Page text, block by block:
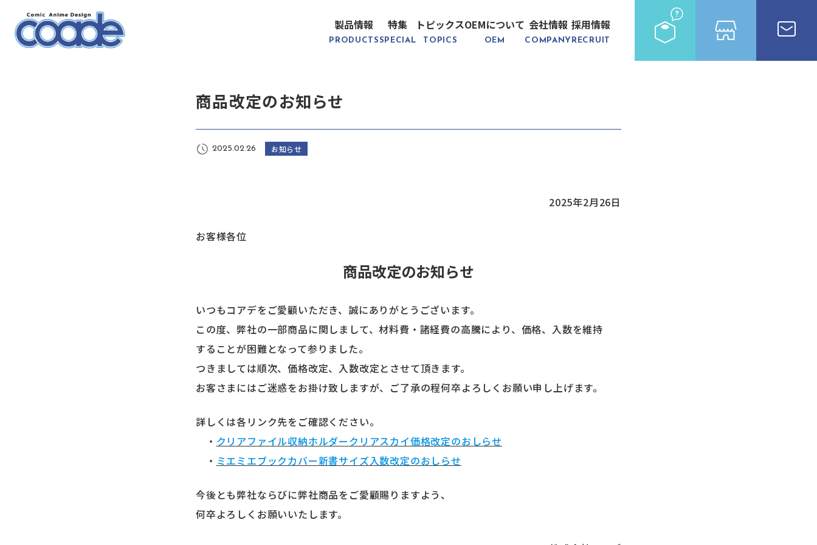
製品情報
PRODUCTS
特集
SPECIAL
トピックス
TOPICS
OEMについて
OEM
会社情報
COMPANY
採用情報
RECRUIT
商品改定のお知らせ
2025.02.26 お知らせ
2025年2月26日
お客様各位
商品改定のお知らせ
いつもコアデをご愛顧いただき、誠にありがとうございます。
この度、弊社の一部商品に関しまして、材料費・諸経費の高騰により、価格、入数を維持
することが困難となって参りました。
つきましては順次、価格改定、入数改定とさせて頂きます。
お客さまにはご迷惑をお掛け致しますが、ご了承の程何卒よろしくお願い申し上げます。
詳しくは各リンク先をご確認ください。
・ クリアファイル収納ホルダークリアスカイ価格改定のおしらせ
・ ミエミエブックカバー新書サイズ入数改定のおしらせ
今後とも弊社ならびに弊社商品をご愛顧賜りますよう、
何卒よろしくお願いいたします。